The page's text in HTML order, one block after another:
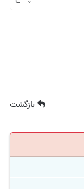
بازگشت